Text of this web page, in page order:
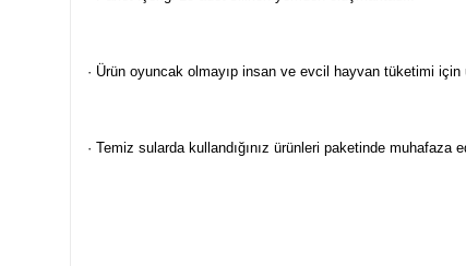
· Ürün oyuncak olmayıp insan ve evcil hayvan tüketimi için
· Temiz sularda kullandığınız ürünleri paketinde